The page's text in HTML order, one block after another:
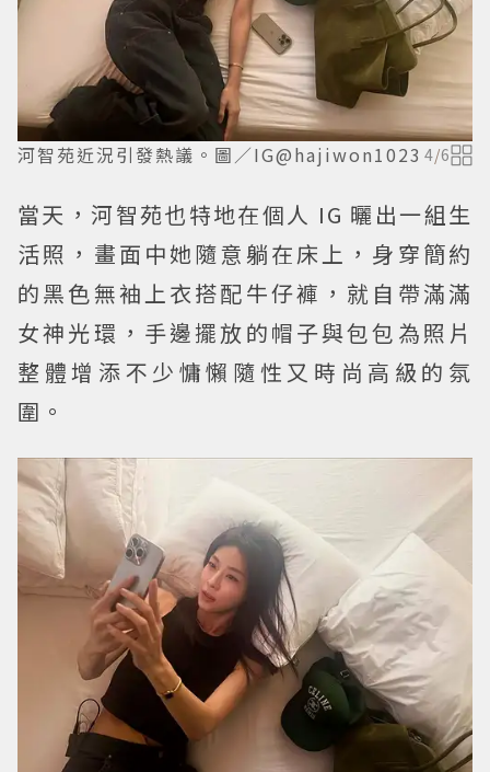
河智苑近況引發熱議。圖／IG@hajiwon1023 4/6
當天，河智苑也特地在個人 IG 曬出一組生
活照，畫面中她隨意躺在床上，身穿簡約
的黑色無袖上衣搭配牛仔褲，就自帶滿滿
女神光環，手邊擺放的帽子與包包為照片
整體增添不少慵懶隨性又時尚高級的氛
圍。